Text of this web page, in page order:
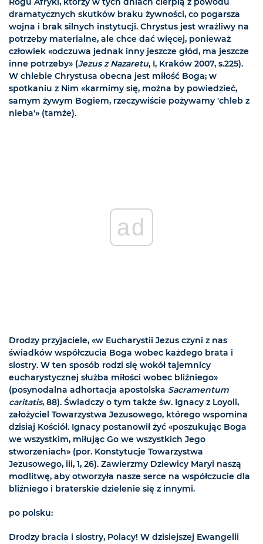
dramatycznych skutków braku żywności, co pogarsza
wojna i brak silnych instytucji. Chrystus jest wrażliwy na
potrzeby materialne, ale chce dać więcej, ponieważ
człowiek «odczuwa jednak inny jeszcze głód, ma jeszcze
inne potrzeby» (Jezus z Nazaretu, I, Kraków 2007, s.225).
W chlebie Chrystusa obecna jest miłość Boga; w
spotkaniu z Nim «karmimy się, można by powiedzieć,
samym żywym Bogiem, rzeczywiście pożywamy 'chleb z
nieba'» (tamże).
ad
Drodzy przyjaciele, «w Eucharystii Jezus czyni z nas
świadków współczucia Boga wobec każdego brata i
siostry. W ten sposób rodzi się wokół tajemnicy
eucharystycznej służba miłości wobec bliźniego»
(posynodalna adhortacja apostolska Sacramentum
caritatis, 88). Świadczy o tym także św. Ignacy z Loyoli,
założyciel Towarzystwa Jezusowego, którego wspomina
dzisiaj Kościół. Ignacy postanowił żyć «poszukując Boga
we wszystkim, miłując Go we wszystkich Jego
stworzeniach» (por. Konstytucje Towarzystwa
Jezusowego, iii, 1, 26). Zawierzmy Dziewicy Maryi naszą
modlitwę, aby otworzyła nasze serce na współczucie dla
bliźniego i braterskie dzielenie się z innymi.
po polsku:
Drodzy bracia i siostry, Polacy! W dzisiejszej Ewangelii